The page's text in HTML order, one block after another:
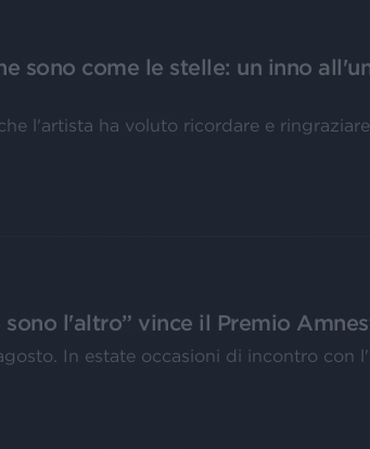
sono come le stelle: un inno
l'artista ha voluto ricordare e ringraziare
sono l'altro” vince il Premio
In estate occasioni di incontro con